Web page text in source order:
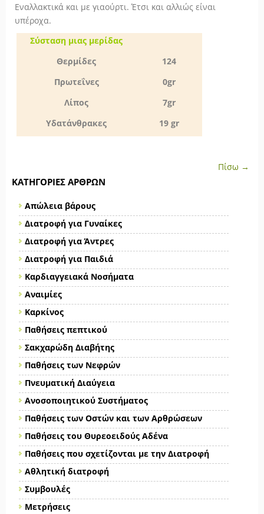
Εναλλακτικά και με γιαούρτι. Έτσι και αλλιώς είναι
υπέροχα.
Σύσταση μιας μερίδας
Θερμίδες
124
Πρωτεΐνες
0gr
Λίπος
7gr
Υδατάνθρακες
19 gr
Πίσω →
ΚΑΤΗΓΟΡΊΕΣ ΆΡΘΡΩΝ
Απώλεια βάρους
Διατροφή για Γυναίκες
Διατροφή για Άντρες
Διατροφή για Παιδιά
Καρδιαγγειακά Νοσήματα
Αναιμίες
Καρκίνος
Παθήσεις πεπτικού
Σακχαρώδη Διαβήτης
Παθήσεις των Νεφρών
Πνευματική Διαύγεια
Ανοσοποιητικού Συστήματος
Παθήσεις των Οστών και των Αρθρώσεων
Παθήσεις του Θυρεοειδούς Αδένα
Παθήσεις που σχετίζονται με την Διατροφή
Αθλητική διατροφή
Συμβουλές
Μετρήσεις